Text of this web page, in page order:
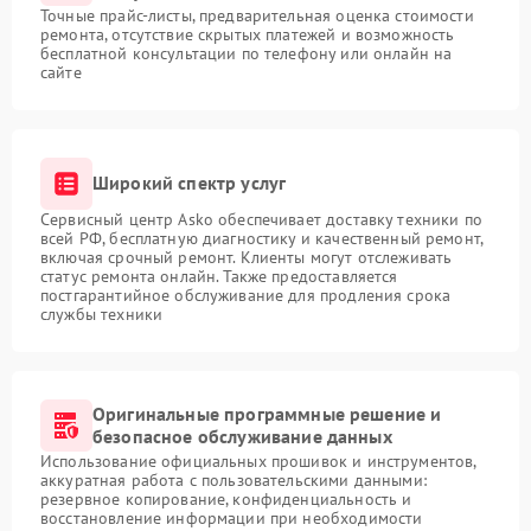
Точные прайс-листы, предварительная оценка стоимости
ремонта, отсутствие скрытых платежей и возможность
бесплатной консультации по телефону или онлайн на
сайте
Широкий спектр услуг
Сервисный центр Asko обеспечивает доставку техники по
всей РФ, бесплатную диагностику и качественный ремонт,
включая срочный ремонт. Клиенты могут отслеживать
статус ремонта онлайн. Также предоставляется
постгарантийное обслуживание для продления срока
службы техники
Оригинальные программные решение и
безопасное обслуживание данных
Использование официальных прошивок и инструментов,
аккуратная работа с пользовательскими данными:
резервное копирование, конфиденциальность и
восстановление информации при необходимости